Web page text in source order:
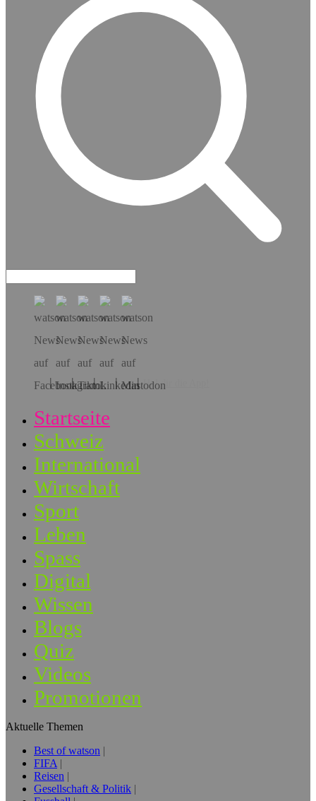
Hol dir die App!
Startseite
Schweiz
International
Wirtschaft
Sport
Leben
Spass
Digital
Wissen
Blogs
Quiz
Videos
Promotionen
Aktuelle Themen
Best of watson
FIFA
Reisen
Gesellschaft & Politik